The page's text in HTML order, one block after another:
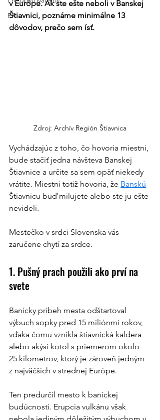
PR
v Európe. Ak ste ešte neboli v Banskej
Štiavnici, poznáme minimálne 13
dôvodov, prečo sem ísť.
Zdroj: Archív Región Štiavnica
Vychádzajúc z toho, čo hovoria miestni,
bude stačiť jedna návšteva Banskej
Štiavnice a určite sa sem opäť niekedy
vrátite. Miestni totiž hovoria, že Banskú
Štiavnicu buď milujete alebo ste ju ešte
nevideli.
Mestečko v srdci Slovenska vás
zaručene chytí za srdce.
1. Pušný prach použili ako prví na
svete
Banícky príbeh mesta odštartoval
výbuch sopky pred 15 miliónmi rokov,
vďaka čomu vznikla štiavnická kaldera
alebo akýsi kotol s priemerom okolo
25 kilometrov, ktorý je zároveň jedným
z najväčších v strednej Európe.
Ten predurčil mesto k baníckej
budúcnosti. Erupcia vulkánu však